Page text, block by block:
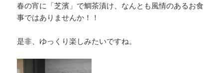
春の宵に「芝濱」で鯛茶漬け、なんとも風情のあるお食
事ではありませんか！！
是非、ゆっくり楽しみたいですね。